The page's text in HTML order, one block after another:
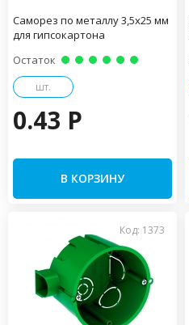
Саморез по металлу 3,5х25 мм
для гипсокартона
Остаток
шт.
0.43 P
В КОРЗИНУ
Код: 1373